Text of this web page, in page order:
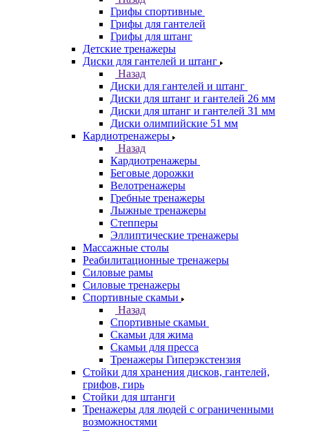
Грифы спортивные
Грифы для гантелей
Грифы для штанг
Детские тренажеры
Диски для гантелей и штанг
Назад
Диски для гантелей и штанг
Диски для штанг и гантелей 26 мм
Диски для штанг и гантелей 31 мм
Диски олимпийские 51 мм
Кардиотренажеры
Назад
Кардиотренажеры
Беговые дорожки
Велотренажеры
Гребные тренажеры
Лыжные тренажеры
Степперы
Эллиптические тренажеры
Массажные столы
Реабилитационные тренажеры
Силовые рамы
Силовые тренажеры
Спортивные скамьи
Назад
Спортивные скамьи
Скамьи для жима
Скамьи для пресса
Тренажеры Гиперэкстензия
Стойки для хранения дисков, гантелей,
грифов, гирь
Стойки для штанги
Тренажеры для людей с ограниченными
возможностями